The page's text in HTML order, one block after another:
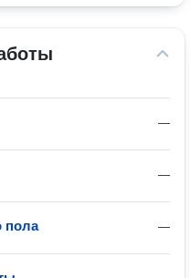
—
—
—
пола